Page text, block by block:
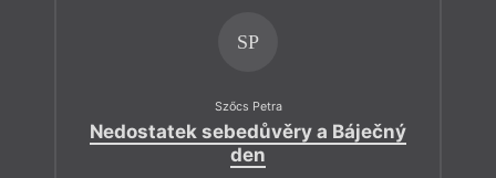
SP
Szőcs Petra
Nedostatek sebedůvěry a Báječný
den